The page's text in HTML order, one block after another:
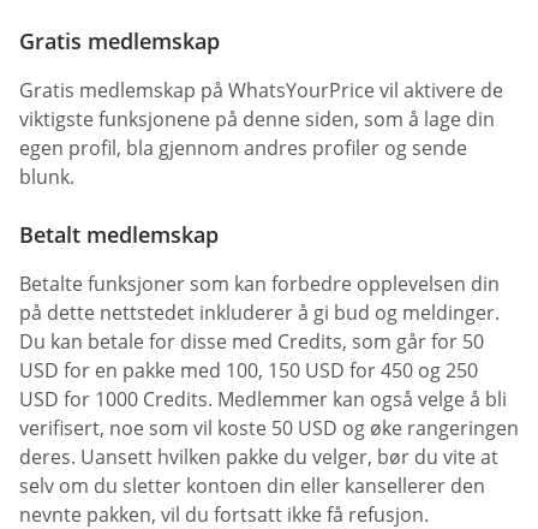
Gratis medlemskap
Gratis medlemskap på WhatsYourPrice vil aktivere de
viktigste funksjonene på denne siden, som å lage din
egen profil, bla gjennom andres profiler og sende
blunk.
Betalt medlemskap
Betalte funksjoner som kan forbedre opplevelsen din
på dette nettstedet inkluderer å gi bud og meldinger.
Du kan betale for disse med Credits, som går for 50
USD for en pakke med 100, 150 USD for 450 og 250
USD for 1000 Credits. Medlemmer kan også velge å bli
verifisert, noe som vil koste 50 USD og øke rangeringen
deres. Uansett hvilken pakke du velger, bør du vite at
selv om du sletter kontoen din eller kansellerer den
nevnte pakken, vil du fortsatt ikke få refusjon.